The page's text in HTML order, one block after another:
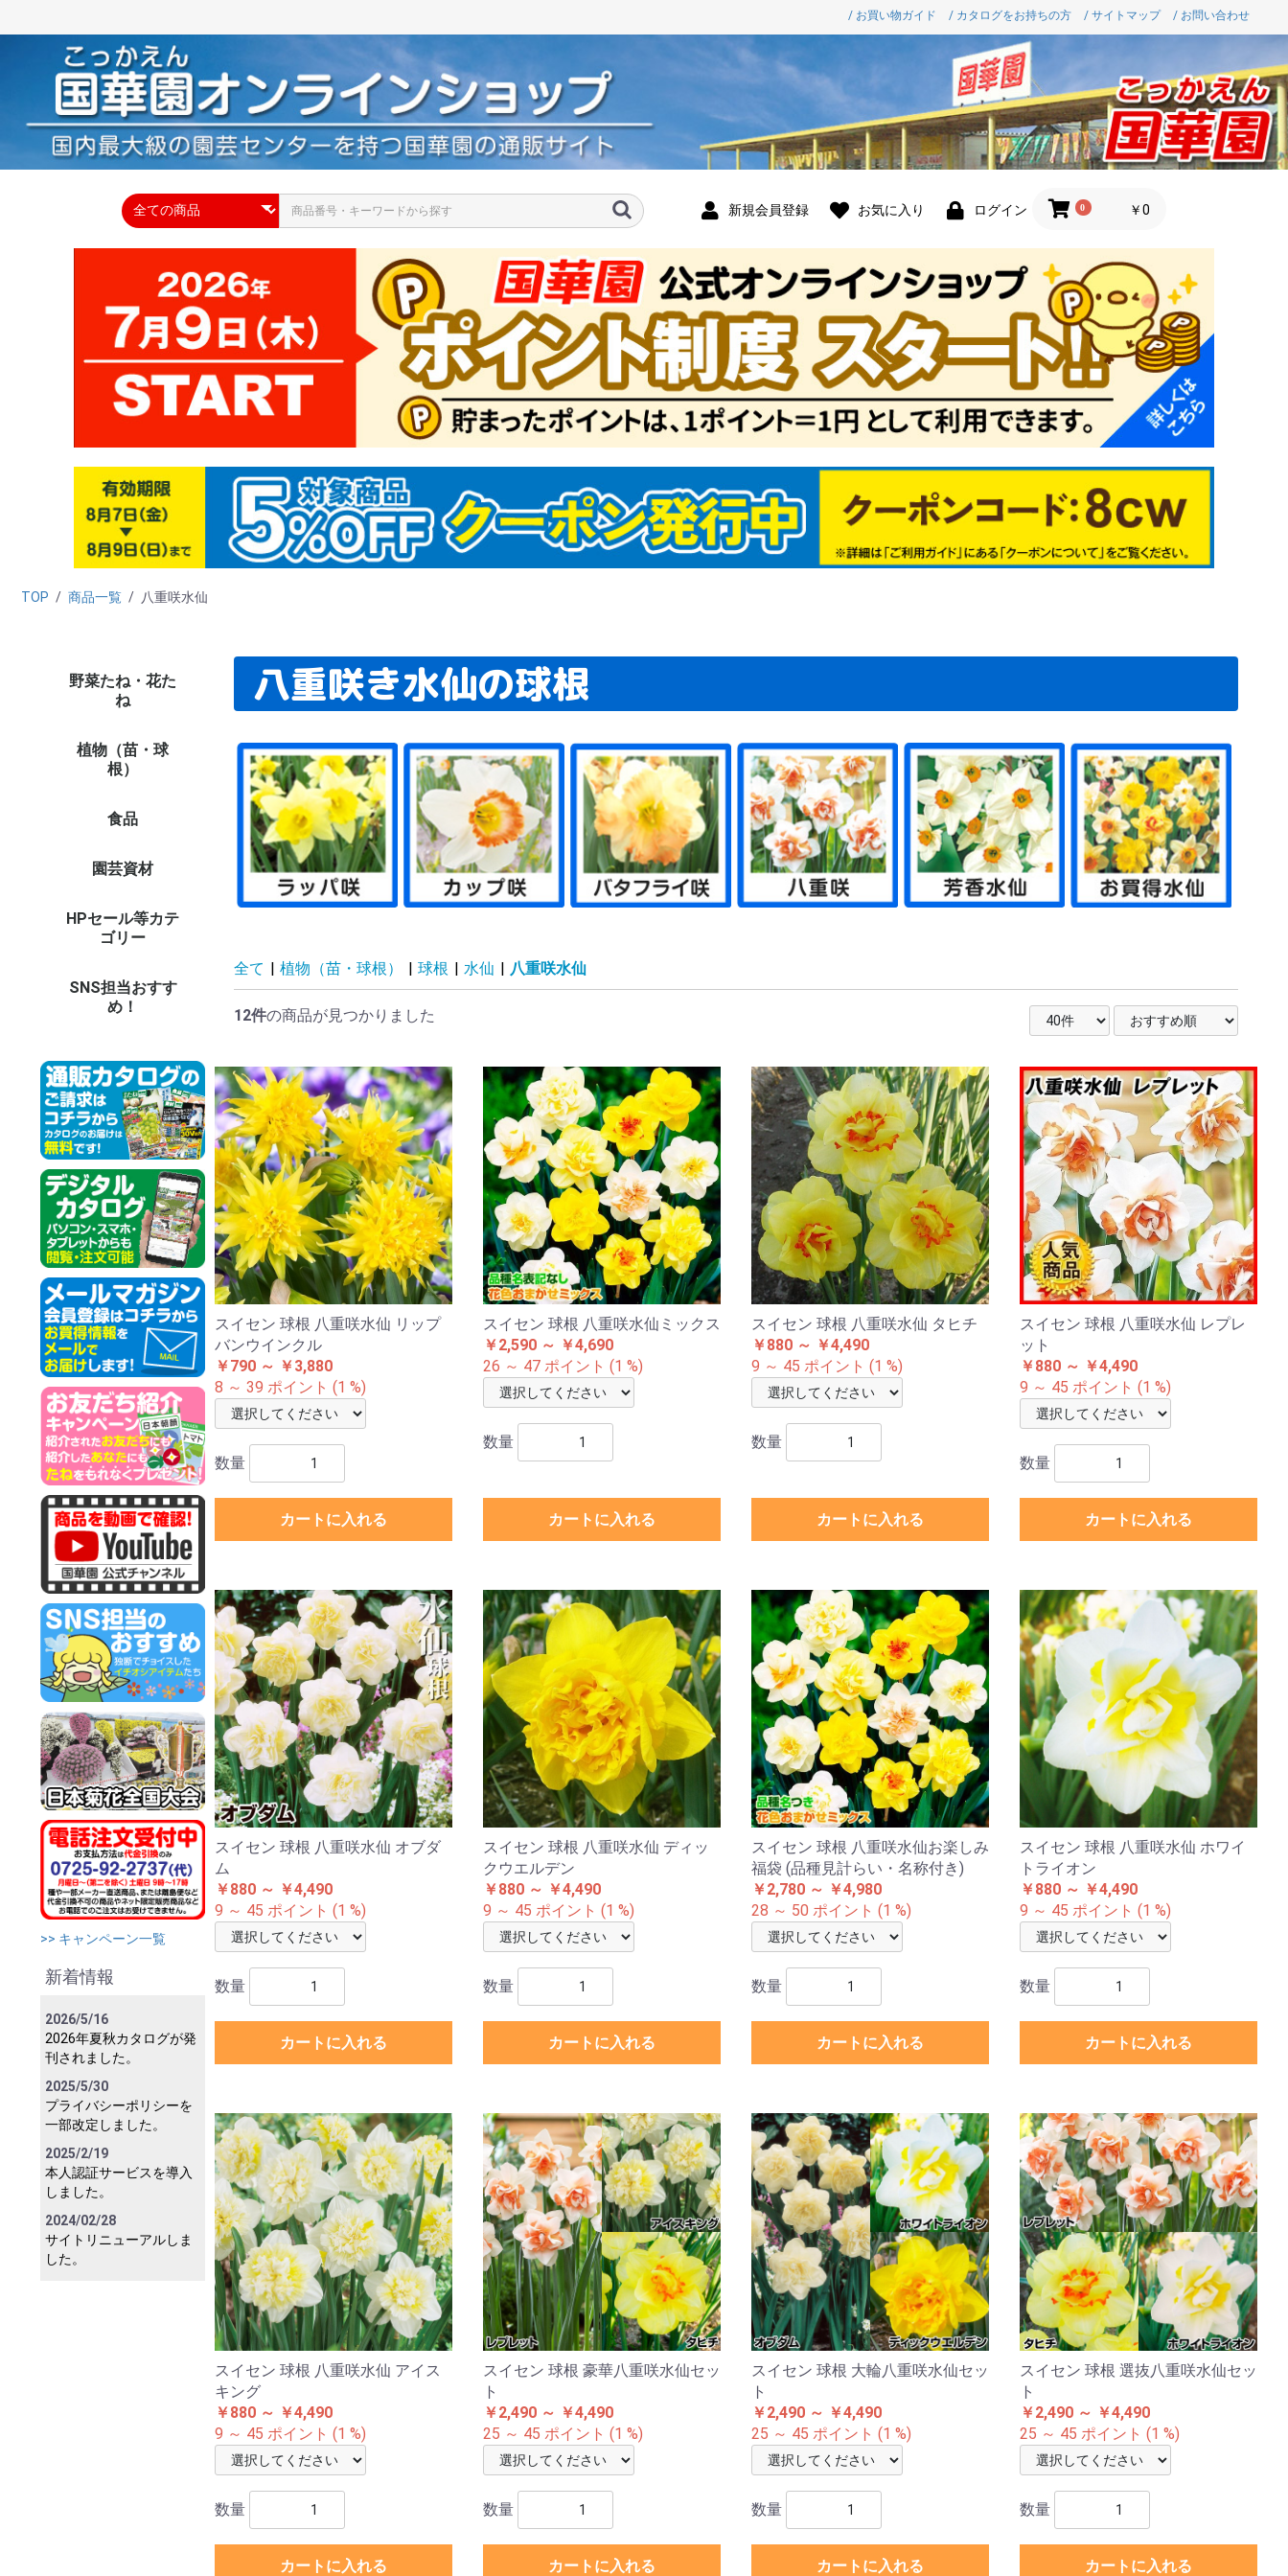
/ お買い物ガイド / カタログをお持ちの方 / サイトマップ / お問い合わせ
新規会員登録 お気に入り ログイン 0 ￥0
TOP / 商品一覧 / 八重咲水仙
野菜たね・花た
ね
野菜たね タマネギたね
ダイコンたね
ニンジンたね
カブたね
ハクサイたね
キャベツたね
ブロッコリー＆カリフ
ラワー
レタスたね
マメたね
ホウレンソウたね
葉菜類ほかたね
ネギたね
ゴボウたね
西洋野菜たね
中国野菜たね
ハーブたね
野菜たねいろいろ
緑肥作物たね
穀物たね
シーダーテープたね
リレー栽培セット（野
菜たね）
秋どり野菜（抑制栽
培）たね
たね関連資材
新商品（野菜たね）
トマトたね
トウモロコシたね
カボチャたね
キュウリたね
ピーマン・シシトウ・
トウガラシたね
ナスたね
オクラたね
スイカたね
メロン・ウリたね
ズッキーニたね
ゴーヤたね
野菜たね（大量企画対
象商品）
野菜たね・早割対象商
品
単為結果性品種
プランター菜園向き
多肉植物たね
ハーブたね2
ハーブ
パセリ
バジル
野菜たね培養土セット
野菜たね最終セール
トロピカル野菜たね
激安野菜たね
高級野菜たね
お買得野菜たね
高級野菜たね2
ペチュニアたね
ひまわりたね
百日草たね
アスターたね
けいとうたね
マリーゴールドたね
ダリアたね
アレンジ向き花たね
スターチスたね
コスモスたね
カーネーション・なで
しこたね
矢車草たね
キンセンカたね
アサガオたね
花壇・鉢向きたね
その他多年草たね
変わりたね
切り花向きたね
ききょうたね
ストックたね
西洋おだまきたね
トルコキキョウたね
大量花たね
パンジー・ビオラたね
スカビオサたね
サルビアたね
千日紅たね
激安88円たね
セットたね
ミックスたね
ポピーたね
ニゲラたね
スイートピーたね
葉牡丹たね
プリムラたね
デルフィニウムたね
ルピナスたね
その他一年草たね
多肉植物たね2
花たね関連
キンレンカたね
花たね・早割対象商品
たね栽培資材
たね未使用カテゴリー 植物予備124
植物予備125
植物予備126
（早割）野菜＆花た
ね・早期予約販売
植物（苗・球
根）
たまねぎ苗 早どり系・玉ねぎ苗
貯蔵系・玉ねぎ苗
赤たま系・玉ねぎ苗
たまねぎ苗（送料無料
企画）
ニンニク種球 嘉定ニンニク
ホワイト六片
ニンニク【大量販売】
その他種ニンニク
種いも 種じゃがいも
種ショウガ
里イモ
山イモ
その他種芋
野菜苗（夏秋）
野菜苗（ケース販売・
農家直送）
周年発送
8月発送
9月発送
10月発送
11月発送
12月発送
1月発送
2月発送
3月発送
4月発送
5月発送
6月発送
7月発送
ミニ観葉植物
ミニ盆栽
花苗
花壇・プランター向き
花苗
多年草苗
切花向き花苗
お買い得花苗
パンジー・ビオラ苗
プラグ・ケース花苗 プラグ花苗
ケース花苗
PWブランド花苗
水生植物
南国植物
多肉植物
花苗送料無料企画
週末限定！大特価商品
対象植物5％クーポン
セール
ペチュニア・カリブラ
コア
今夏おすすめ花苗
球根 夏植え球根 夏植え球根早期販売
秋植え球根
秋植え球根メール便配
送
秋植え球根早期販売
水仙 芳香水仙
カップ咲水仙
バタフライ咲水仙
八重咲水仙
原種系水仙
お買得水仙
ラッパ咲水仙
ジャーマンアイリス
アマリリス アマリリス球根
ポットアマリリス
春植え球根 グラジオラス
ダリア
春植え球根在庫処分セ
ール
チューリップ 単色チューリップ
変わり咲きチューリッ
プ
福袋・ミックスチュー
リップ
原種系チューリップ
2色咲きチューリップ
大量・ケース販売チュ
ーリップ
チューリップお買得セ
ット
チューリップそろい咲
きセット
チューリップ球根早期
販売
ユリ 花ユリ
すかしユリ
鉄砲ユリ
12月咲きユリ
特大・超特大球ユリ
カサブランカ
原種ユリ
福袋ユリ
ローズリリー
8月咲ユリ球根
ユリ球根(春)
花木 アジサイ
バラ苗 四季咲バラ苗
つるバラ苗
イングリッシュローズ
苗
牡丹・芍薬 牡丹
芍薬
桜・花梅・花桃
植木・庭木
椿苗
熱帯花木
花木送料無料企画
果樹苗 果樹苗 (落葉) アケビ苗
イチジク苗
ウメ・アンズ苗
カキ苗
キイチゴ苗
キウイ・サルナシ苗
クリ苗
クワ苗
サクランボ苗
ザクロ苗
スモモ苗
ナシ苗
ナッツ苗
ナツメ苗
ブドウ苗
ブルーベリー苗 ハイブッシュ系
サザンハイブッシュ系
ラビットアイ系
プルーン苗
ポポー苗
モモ苗
リンゴ苗
その他落葉果樹苗
激安落葉果樹苗
大株果樹苗
実つき果樹苗
送料込み果樹苗
果樹苗関連資材
果樹苗在庫処分
果樹苗 (常緑) 南国フルーツ苗
アボカド苗
バナナ苗
ビワ苗
ヤマモモ苗
常緑その他
みかん・カンキツ苗 温州みかん等苗
台つきカンキツ苗
激安カンキツ苗
山菜・有用植物苗 山菜苗
イチゴ苗
ネギ苗
有用植物・その他
ラン・山野草 野生ラン
山野草
菊苗 大菊 大菊 厚物
大菊 管物
2024年発表花
2025年発表花
2026年発表花
小菊
菊苗最新発表花・普及
花
厳選 鉢花・花苗
ギフト・胡蝶蘭シンビ
等
シンビジウム
デンドロビューム
新着植物
和泉本店ネットショッ
プ
人気花苗ケース販売
切花 仏花・墓花
野菜・花苗園芸肥料
敬老の日ギフト
母の日ギフト
植物ネット限定商品
野菜苗 野菜苗（接木） 接木 トマト苗
接木 スイカ苗
接木 種なしスイカ苗
接木 キュウリ苗
接木 ナス苗
接木 ピーマン・トウ
ガラシ苗
接木 メロン・ウリ苗
接木 ゴーヤ苗
接木 その他野菜苗
接木4連ポット苗
プレミアム野菜苗
野菜苗（実生） 実生 トマト苗
実生 カボチャ・ズッ
キーニ苗
実生 スイカ苗
実生 キュウリ苗
実生 ナス苗
実生 ピーマン・トウ
ガラシ苗
実生 メロン・ウリ苗
実生 ゴーヤ苗
実生 トウモロコシ苗
実生 コンパニオンプ
ランツ苗
実生 その他野菜苗
実生4連ポット苗
実生 ブロッコリー・
カリフラワー苗
品種おまかせ野菜苗
★送料無料★野菜苗セ
ット
★送料無料★野菜苗ケ
ース販売（国華園出
荷）
さつまいも苗 イモヅル
さつまいもイモヅルセ
ール
イモポット苗
植物未使用カテゴリー
植物24年夏秋特別チラ
シたね
植物24年夏秋特別チラ
シ球根・苗
植物予備136 植物予備1 植物予備2
植物予備3
植物予備4
植物予備137
植物2019年過去マス
タ
植物2020年過去マス
タ
植物2021年過去マス
タ
植物2022年過去マス
タ
植物2023年過去マス
タ
植物旧第5カテゴリー
植物テスト商品
植物ネット限定商品2
植物10月DM
植物週末セール
植物夏秋特別チラシ
植物ガチャ球根
植物送料無料
緑肥SALE
SN!BS(野菜たね)
2023年秋植物大感謝
セールチラシ
【売尽し大特価】 イ
モヅル
植物公開準備
春のガーデニング応援
セール
植物予備29 植物予備30
植物予備31
植物予備32
植物予備33
植物仮登録 植物予備5
植物予備27
植物予備34 植物予備35
植物予備36
植物予備37
植物予備38
植物予備39 植物予備40
植物予備6 植物予備7
植物予備8
植物予備9 植物予備10
植物予備11
植物予備16 植物予備17
植物予備18
植物予備12
植物予備13
植物予備14
植物予備15
植物予備21
植物予備46
植物予備47
植物予備48
植物予備55
植物予備56
植物予備49 植物予備50
植物予備51
植物予備52
植物予備53
植物予備54
植物予備57
植物予備134 植物予備69 植物予備71
植物予備72
植物予備73
植物予備84
デンドロビウム 植物予備62
植物予備63
植物予備64
植物予備65
植物予備66
植物予備59
植物予備60
植物予備67
植物予備68
植物予備85 植物予備91
植物予備92
植物予備93
植物予備94
植物予備95
植物予備96
植物予備97
植物予備98
植物予備99
植物予備100
植物予備101
植物予備102
植物予備127 植物予備128
植物予備129
植物予備131
植物期間外カテゴリー
品種おまかせ激安野菜
苗
秋冬野菜苗
特価！野菜苗半額セー
ル
2023年オススメ野菜
苗
ベランダ・鉢植え向き
ユリ
ユリ球根 特大球・超
特大球
ユリ特大球・超特大球
半額セール
ユリ球根送料無料
季節咲きユリ
サルビア苗
ゼラニウム苗
カーネーション苗
一年草苗
ハオルチア
アデニウム苗
エアープランツ
グラウンドカバー苗
世界の銘品花苗
花苗送料無料
熱帯花木苗
コチョウラン
その他球根
春植え球根在庫処分セ
ール・送料無料
春植え球根在庫処分メ
ール便配送
球根在庫処分
秋植え球根在庫処分
オリーブ苗
常緑実つき果樹苗
パッションフルーツ苗
激安カンキツ苗2
じゃばら苗
小原紅早生苗
はるみ苗
フィンガーライム苗
お買得果樹苗
お買得ブルーベリー苗
最新発表花
シクラメン
胡蝶蘭・洋ラン
お中元・サマーギフト
正月特集
希少種・限定品(植物)
食品 フルーツ みかん・柑橘類 温州みかん
文旦・晩白柚・河内晩
柑など
甘平・いよかん
清見・アンコールなど
みかんおすすめ
桃・すもも
メロン
りんご りんごおすすめ
スイカ
和梨・洋梨
青梅・生梅
パイナップル
マンゴー
ライチ
さくらんぼ
ぶどう
柿
いちご
旬の果物
フルーツセット
果物２
果物３
食品予備1 食品予備2
食品予備3
食品予備4
食品予備5
食品予備6
食品予備7
食品予備8
食品予備9
野菜セット
さつまいも
たまねぎ
じゃがいも
トウモロコシ
トマト
にんにく
しょうが
長いも・山芋
里いも
ごぼう
きのこ・松茸
旬の野菜
野菜２
野菜３
食品予備12 食品予備13
食品予備14
加工食品 お惣菜・冷凍おかず
精肉・肉加工品・ミー
ト
梅干し・漬物
お菓子
ドライフルーツ
冷凍フルーツ・野菜
調味料
乾物
飲料・ジュース類・お
茶
穀物・麺・米
ナッツ
たまご
缶詰・保存食
その他 加工食品
食品予備15 食品予備16
食品予備17
食品予備18
食品予備19
健康食品 食用油・健康オイル
ハチミツ
パウダー
黒にんにく・ニンニク
漬け
健康茶
その他 健康
健康食品３
食品予備20 食品予備21
魚・水産 えび・いか
かに
明太子・魚卵
海鮮
ほたて・貝類
鮭・サーモン
海藻類
うなぎ
さかな
海外食品１ 海外食品２
海外食品３
ご当地特産品 ご当地グルメ２
ご当地グルメ３
食品イベント
ダイナマイトセール食
品
食品セール２
食品セール３
食品予備24
食品予備25
食品予備26
食品予備27
食品予備28
食品予備29
食品予備30
食品管理用カテゴリー 2601食品仮登録
2603食品仮登録
2605食品仮登録
【食品】23秋商品
【食品】24春商品
【食品】24秋商品
【食品】25春商品
【食品】25秋商品
食品旧商品
品切れ商品
食品未使用カテゴリー 食品予備36
食品予備37
食品予備38
食品予備39
食品予備40
食品予備41
食品予備42
食品予備43
食品予備44
食品予備45
園芸資材
農業機械（耕耘機・噴
バリカン
草刈機
チェーンソー
噴霧器・ポンプ
耕耘機
ブロワ・枝粉砕機など
その他 農業機械
園芸支柱
イボ付鋼管製支柱スー
イボ付鋼管製支柱スー
パー 太さ8mm
イボ付鋼管製支柱スー
パー 太さ11mm
イボ付鋼管製支柱スー
パー 太さ16mm
イボ付鋼管製支柱スー
パー 太さ20mm
極太鋼管杭
トンネル支柱
グラスファイバー支柱
天然竹支柱
イボ付鋼管製支柱 連
結タイプ
イボ付鋼管製支柱 連
結タイプ 太さ16mm
イボ付鋼管製支柱 連
結タイプ 太さ20mm
強化グラスファイバー
菜園アーチ支柱
パイプ支柱 従来型パイプ支柱部品
パイプ支柱用フィルム
パイプ支柱用遮光ネツ
イボ付鋼管製支柱シル
鋼管製スライド支柱
果樹用イボ竹
その他支柱・藤棚など
天然木支柱
短寸イボ支柱
イボ付鋼管製支柱ブラ
ストロングイボ竹
トンネルアーチセット
平型鉄線支柱
DIY・電動工具 高圧洗浄機
電動工具
DIY・ガーデン用具 ハサミ・ノコギリ
鎌・斧・その他刃物
ペンチ・工具
温度計・計量器・メジ
ャーなど
ロープ・テープ・結束
作業着・帽子・手袋な
散水・水まわり用品
土農具
園芸便利グッズ
（園芸便利グッズ）支
柱関連
（園芸便利グッズ）シ
ート・マルチ関連
収納庫
台車・カート
ゴミ処理グッズ
送料まとめて600円コ
ーナー
防草シート・マルチ
防草シート各種・防草
シート関連資材
防草シート・黒
高密度強力防草シー
ト・黒
高密度強力防草シー
ト・緑
防草シート4年目安・
濃緑
超耐久防草シート・黒
超耐久防草シート・フ
ェルトタイプ
超耐久防草シート・ソ
ルグリン
強力防草シート・グリ
ーン
透水防草シート
反射シート
強力防草シート・白黒
強力防草シート・黒
強力防草シート・ホワ
イト
ザ・バーン
芝生風超耐久防草シー
ト
つる物用・その他
その他 防草シート関
連資材
マルチング材 黒マルチ
黒マルチ（厚手）
銀黒マルチ
黒穴あきマルチ
タマネギ・ニンニク用
穴あきマルチ
銀黒穴あきマルチ
穴あき防草マルチ
穴あき透水マルチ
通水黒マルチ
透水型マルチ
白黒マルチ
サステナマルチ
銀マルチ
敷きワラシルバー
敷きワラシルバーセッ
ト
使い切りマルチ
その他 マルチング関
連資材
園芸ネット(防鳥・防
虫・遮光・防風)
防虫・遮光ネット
防虫きらりんネット・
0.6mm
防虫きらりんネット・
1mm
遮光防虫きらりんネッ
ト
虫ダメネット0.75mm
遮光ネット・シルバー
遮光ネット・黒
遮光ネット・白
寒冷紗・白
寒冷紗・黒
防鳥ネット 丈夫な防鳥ネット
ふんわりガードネット
すっぽり果樹用バード
ネット
お気軽防鳥ネット
果樹すっぽり防鳥ネッ
ト
ナチュラル防鳥ネット
防鳥ネットDX
温室用フィルム・不織
温室フィルム
EVAフィルム
愛栽シートA
愛栽シートB
パスライトブルー
防風ネット
トンネルフィルム
換気穴付トンネルフィ
鳥獣虫害対策グッズ 動物撃退グッズ
モグラ対策
虫対策
捕獲器・その他
防獣ネット・フェンス アニマルネット
ニューガードネット
菜園ガードネットセッ
アニマルフェンス
資材予備71 資材予備73
資材予備74
資材予備75
資材予備76
資材予備77
温室・保温グッズ ビニールハウス
アルミ製温室
温室用保温グッズ
育苗・種まき用品
【温室関連】 替カバ
ー・替芯など
【単品購入用】 温室
用 替カバーなど
【本体同時購入用】
温室用 替カバーなど
用土・肥料 土・肥料・土壌改良材
水苔・ココヤシ製品
その他 用土・肥料
薬剤（液肥・除草剤な
土・肥料100円コーナ
LED照明 他
センサーライト・てら
庭園灯 その他
LED電球
LED蛍光灯
LEDシーリングライト
LED投光器
LEDスポットライト
デザイン照明
庭作りグッズ 人工芝・マット類
バークチップ他
レンガ等
庭池
鉢・プランター パキスタン鉢
テラコッタ・素焼鉢
ベトナム鉢
睡蓮鉢
木製プランター
アンティーク鉢
強化プランター
ブリキ鉢
陶器鉢・駄温鉢
ポリ樹脂製鉢
ビッグ鉢
スリット鉢
菜園プランター
透水ポット
その他の鉢
ガーデンエクステリア アーチ・フェンスなど
アーチ・バラアーチ
フェンス
オベリスク
トレリス
パーゴラ
花台
ガーデン家具
日よけ・室外機カバー
テーブル・チェア・ベ
ウッドデッキ・スウィ
ウッドパネル
タイルデッキパネル
ポスト
オーナメント 噴水付きオーナメント
洋風オーナメント
天使・妖精オーナメン
動物オーナメント カエルオーナメント
菊資材 【菊資材】土
【菊資材】液肥・肥料
【菊資材】支柱
【菊資材】鉢
【菊資材】水苔マット
【菊資材】鉢底マット
【菊資材】輪台
【菊資材】誘引クリッ
プ他 小物
生活雑貨
冷感＆夏向け 熱中症
対策グッズ
扇風機
調理家電・キッチン用
防災グッズ
健康グッズ
掃除グッズ
ペット用品
インテリア
アパレル関連
冬向けグッズ特集
おもちゃ
パソコン・スマホ関連
造花
のぼり旗
アレンジ用花材
その他生活雑貨
コロナ対策グッズ
父の日
ドラレコ・カー用品 ドライブレコーダー
その他 カー用品
防犯カメラ・セキュリ
防犯カメラ
その他 防犯グッズ
イルミネーション
ツリー型イルミ・クリ
スマスツリー
ストレートライト
カーテンツリー
ドレープ＆つらら系
モチーフライト
カーテンライト
ネットライト
ロープライト
イルミ用・電源グッズ
その他 イルミネーシ
担当者のおすすめ
資材イベント
資材 期間限定セール
対象商品
法人向け大型農業資材
夏向けグッズ特集
sizai_astk
資材緊急セール
大感謝セールカタロ
グ・チラシ【資材】
電動噴霧器パーツ
鉄製品セール祭り
ペット用品
その他エクステリア
和風庭園 目隠し垣・袖垣
天然石材・人工石材
和風噴水
木製品 人工木製品
資材未使用カテゴリー 資材予備6
資材予備7
資材予備8
資材予備9
資材予備10
資材予備11
資材予備12
資材予備13
資材予備14
資材予備15
資材予備16
資材予備17
資材予備18
資材予備19
資材予備20
資材予備21
資材予備22
資材予備23
資材予備24
資材予備25
資材予備26
資材予備27
資材予備28
資材予備29
大カテゴリーなど予備
大カテゴリーなど予備
大カテゴリーなど予備
大カテゴリーなど予備
大カテゴリーなど予備
大カテゴリーなど予備
大カテゴリーなど予備
大カテゴリーなど予備
大カテゴリーなど予備
資材予備2
資材予備30
資材予備32 資材予備33
資材予備34
資材予備35
資材予備36
資材予備37
資材予備38
資材予備39
資材予備40
資材予備41
資材予備42
資材予備43
資材予備44
資材予備45
資材予備46
資材予備47
資材予備48
資材予備49
資材予備50 資材予備51
資材予備52
資材予備53
資材予備54
資材予備55
資材予備56
資材予備57 資材予備58
資材予備59
資材予備60
資材予備61
資材予備62
資材予備63
資材予備64 資材予備65
資材予備66
資材予備67
資材予備68
資材予備69
資材予備70
資材予備78 資材予備79
資材予備80
資材予備81
資材予備82
資材予備83
資材予備84
資材予備85 資材予備87
資材予備88
資材予備89
資材予備90 資材予備91
資材予備92
資材予備93
資材予備94
資材予備95 資材予備96
資材予備97
資材予備98
資材予備99
資材予備101
資材予備102
資材予備103
資材予備104
資材予備105
資材予備106
資材予備107
資材予備108
資材予備109
資材予備110
資材予備111
資材予備112 資材予備113
資材予備114
資材予備115
資材予備116
資材予備117
資材予備118
資材予備119
資材予備120
資材予備121
資材予備122
資材予備123
資材予備124 資材予備125
資材予備126
資材予備127
資材予備128
資材予備129
資材予備130
資材予備136
資材予備137
資材予備131 資材予備132
資材予備133
資材予備134
資材予備139
資材予備140
資材予備141
資材予備142
資材予備143
資材予備144
資材予備135
資材予備145 資材予備146
資材予備147
資材予備148
資材予備149
資材予備150
資材予備151
資材予備152 資材予備153
資材予備154
資材予備155
資材予備156
資材予備157
資材予備158
資材予備159 資材予備160
資材予備161
資材予備162
資材予備163
資材予備164
資材予備165
資材予備166 資材予備167
資材予備168
資材予備169
資材予備170
資材予備171
資材予備172
資材予備173 資材予備174
資材予備175
資材予備176
資材予備177
資材予備178
資材予備179
資材予備180
資材予備181 資材予備182
資材予備183
資材予備184
資材予備185
資材予備186
資材予備187
資材予備188 資材予備189
資材予備190
資材予備191
資材予備192
資材予備193 資材予備194
資材予備195 資材予備196
資材予備197
資材予備198
資材予備199
資材予備200
資材予備201
資材予備202 資材予備203
資材予備204
資材予備205
資材予備206
資材予備207
資材予備208
資材予備209
資材予備210
資材予備211
資材予備212
資材予備213
資材予備214
資材予備215
資材予備216
資材予備217
資材予備218
資材予備219
資材予備220
資材予備221
資材予備222 資材予備224
資材予備225
資材予備226
資材予備227
資材予備228
資材予備229
資材予備230 資材予備231
資材予備232
資材予備233
HPセール等カテ
ゴリー
SNS担当おすす
め！
>> キャンペーン一覧
新着情報
2026/5/16
2026年夏秋カタログが発
刊されました。
2025/5/30
プライバシーポリシーを
一部改定しました。
2025/2/19
本人認証サービスを導入
しました。
2024/02/28
サイトリニューアルしま
した。
八重咲き水仙の球根
全て 植物（苗・球根） 球根 水仙 八重咲水仙
12件の商品が見つかりました
スイセン 球根 八重咲水仙 リップ
バンウインクル
￥790 ～ ￥3,880
8 ～ 39 ポイント (1 %)
数量
カートに入れる
スイセン 球根 八重咲水仙ミックス
￥2,590 ～ ￥4,690
26 ～ 47 ポイント (1 %)
数量
カートに入れる
スイセン 球根 八重咲水仙 タヒチ
￥880 ～ ￥4,490
9 ～ 45 ポイント (1 %)
数量
カートに入れる
スイセン 球根 八重咲水仙 レプレ
ット
￥880 ～ ￥4,490
9 ～ 45 ポイント (1 %)
数量
カートに入れる
スイセン 球根 八重咲水仙 オブダ
ム
￥880 ～ ￥4,490
9 ～ 45 ポイント (1 %)
数量
カートに入れる
スイセン 球根 八重咲水仙 ディッ
クウエルデン
￥880 ～ ￥4,490
9 ～ 45 ポイント (1 %)
数量
カートに入れる
スイセン 球根 八重咲水仙お楽しみ
福袋 (品種見計らい・名称付き)
￥2,780 ～ ￥4,980
28 ～ 50 ポイント (1 %)
数量
カートに入れる
スイセン 球根 八重咲水仙 ホワイ
トライオン
￥880 ～ ￥4,490
9 ～ 45 ポイント (1 %)
数量
カートに入れる
スイセン 球根 八重咲水仙 アイス
キング
￥880 ～ ￥4,490
9 ～ 45 ポイント (1 %)
数量
カートに入れる
スイセン 球根 豪華八重咲水仙セッ
ト
￥2,490 ～ ￥4,490
25 ～ 45 ポイント (1 %)
数量
カートに入れる
スイセン 球根 大輪八重咲水仙セッ
ト
￥2,490 ～ ￥4,490
25 ～ 45 ポイント (1 %)
数量
カートに入れる
スイセン 球根 選抜八重咲水仙セッ
ト
￥2,490 ～ ￥4,490
25 ～ 45 ポイント (1 %)
数量
カートに入れる